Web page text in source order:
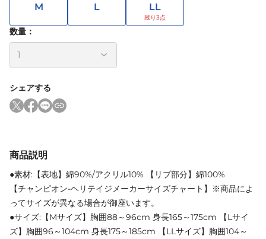
M L LL
数量：
シェアする
商品説明
●素材:【表地】綿90%/アクリル10% 【リブ部分】綿100%
【チャンピオン-ヘリテイジメーカーサイズチャート】※商品によ
ってサイズが異なる場合が御座います。
●サイズ:【Mサイズ】胸囲88～96cm 身長165～175cm 【Lサイ
ズ】胸囲96～104cm 身長175～185cm 【LLサイズ】胸囲104～